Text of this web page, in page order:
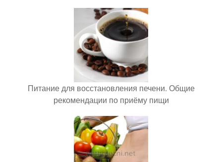
Питание для восстановления печени. Общие
рекомендации по приёму пищи